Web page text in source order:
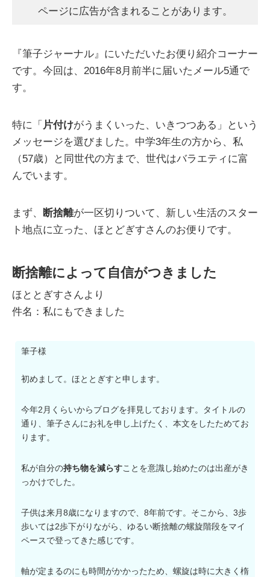
ページに広告が含まれることがあります。
『筆子ジャーナル』にいただいたお便り紹介コーナー
です。今回は、2016年8月前半に届いたメール5通で
す。
特に「 片付けがうまくいった、いきつつある」という
メッセージを選びました。中学3年生の方から、私
（57歳）と同世代の方まで、世代はバラエティに富
んでいます。
まず、 断捨離が一区切りついて、新しい生活のスター
ト地点に立った、ほとどぎすさんのお便りです。
断捨離によって自信がつきました
ほととぎすさんより
件名：私にもできました
筆子様
初めまして。ほととぎすと申します。
今年2月くらいからブログを拝見しております。タイトルの
通り、筆子さんにお礼を申し上げたく、本文をしたためてお
ります。
私が自分の持ち物を減らすことを意識し始めたのは出産がき
っかけでした。
子供は来月8歳になりますので、8年前です。そこから、3歩
歩いては2歩下がりながら、ゆるい断捨離の螺旋階段をマイ
ペースで登ってきた感じです。
軸が定まるのにも時間がかかったため、螺旋は時に大きく楕